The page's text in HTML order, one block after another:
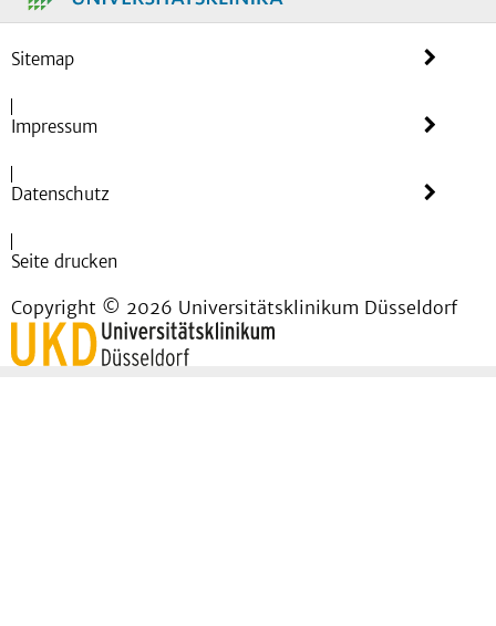
Sitemap
Impressum
Datenschutz
Seite drucken
Copyright © 2026 Universitätsklinikum Düsseldorf